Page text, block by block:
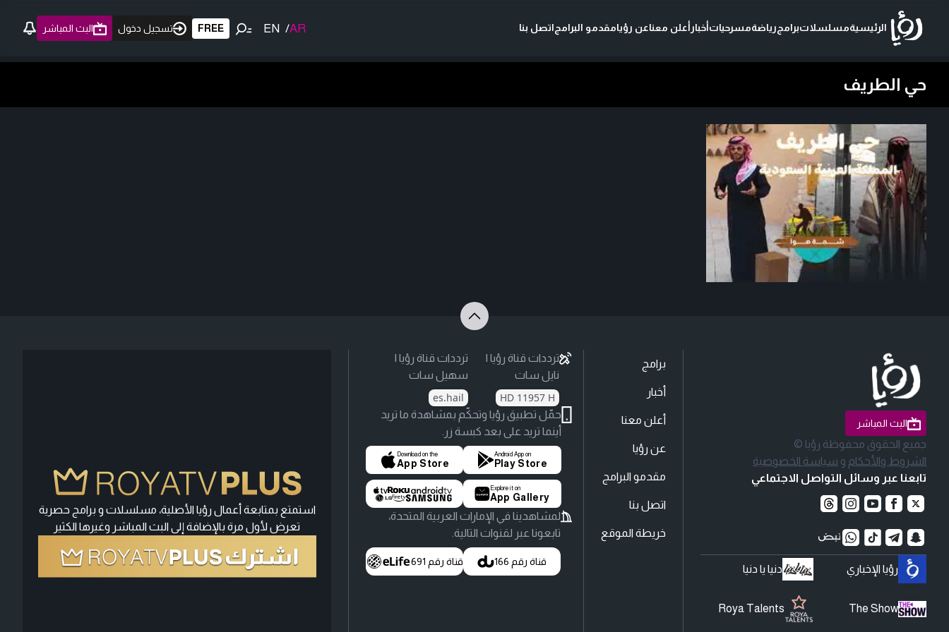
الرئيسيةمسلسلاتبرامجرياضةمسرحياتأخبارأعلن معناعن رؤيامقدمو البرامجاتصل بنا AR
/
EN
FREE تسجيل دخول البث المباشر
حي الطريف
البث المباشر
جميع الحقوق محفوظة رؤيا ©
الشروط والأحكام و سياسة الخصوصية
تابعنا عبر وسائل التواصل الاجتماعي
رؤيا الإخباري دنيا يا دنيا
The Show
Roya Talents
برامج
أخبار
أعلن معنا
عن رؤيا
مقدمو البرامج
اتصل بنا
خريطة الموقع
ترددات قناة رؤيا |
نايل سات
HD 11957 H
ترددات قناة رؤيا |
سهيل سات
es.hail
حمّل تطبيق رؤيا وتحكّم بمشاهدة ما تريد
أينما تريد على بعد كبسة زر.
Android App on
Play Store
Download on the
App Store
Explore it on
App Gallery
لمشاهدينا في الإمارات العربية المتحدة،
تابعونا عبر لقنوات التالية.
قناة رقم 166 قناة رقم 691
استمتع بمتابعة أعمال رؤيا الأصلية، مسلسلات و برامج حصرية
تعرض لأول مرة بالإضافة إلى البث المباشر وغيرها الكثير